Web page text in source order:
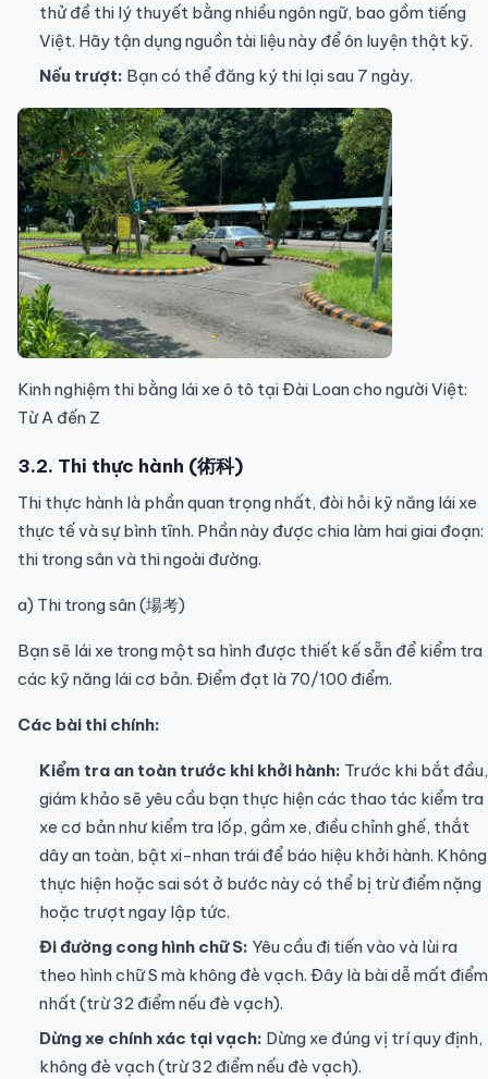
thử đề thi lý thuyết bằng nhiều ngôn ngữ, bao gồm tiếng
Việt. Hãy tận dụng nguồn tài liệu này để ôn luyện thật kỹ.
Nếu trượt: Bạn có thể đăng ký thi lại sau 7 ngày.
Kinh nghiệm thi bằng lái xe ô tô tại Đài Loan cho người Việt:
Từ A đến Z
3.2. Thi thực hành (術科)
Thi thực hành là phần quan trọng nhất, đòi hỏi kỹ năng lái xe
thực tế và sự bình tĩnh. Phần này được chia làm hai giai đoạn:
thi trong sân và thi ngoài đường.
a) Thi trong sân (場考)
Bạn sẽ lái xe trong một sa hình được thiết kế sẵn để kiểm tra
các kỹ năng lái cơ bản. Điểm đạt là 70/100 điểm.
Các bài thi chính:
Kiểm tra an toàn trước khi khởi hành: Trước khi bắt đầu,
giám khảo sẽ yêu cầu bạn thực hiện các thao tác kiểm tra
xe cơ bản như kiểm tra lốp, gầm xe, điều chỉnh ghế, thắt
dây an toàn, bật xi-nhan trái để báo hiệu khởi hành. Không
thực hiện hoặc sai sót ở bước này có thể bị trừ điểm nặng
hoặc trượt ngay lập tức.
Đi đường cong hình chữ S: Yêu cầu đi tiến vào và lùi ra
theo hình chữ S mà không đè vạch. Đây là bài dễ mất điểm
nhất (trừ 32 điểm nếu đè vạch).
Dừng xe chính xác tại vạch: Dừng xe đúng vị trí quy định,
không đè vạch (trừ 32 điểm nếu đè vạch).